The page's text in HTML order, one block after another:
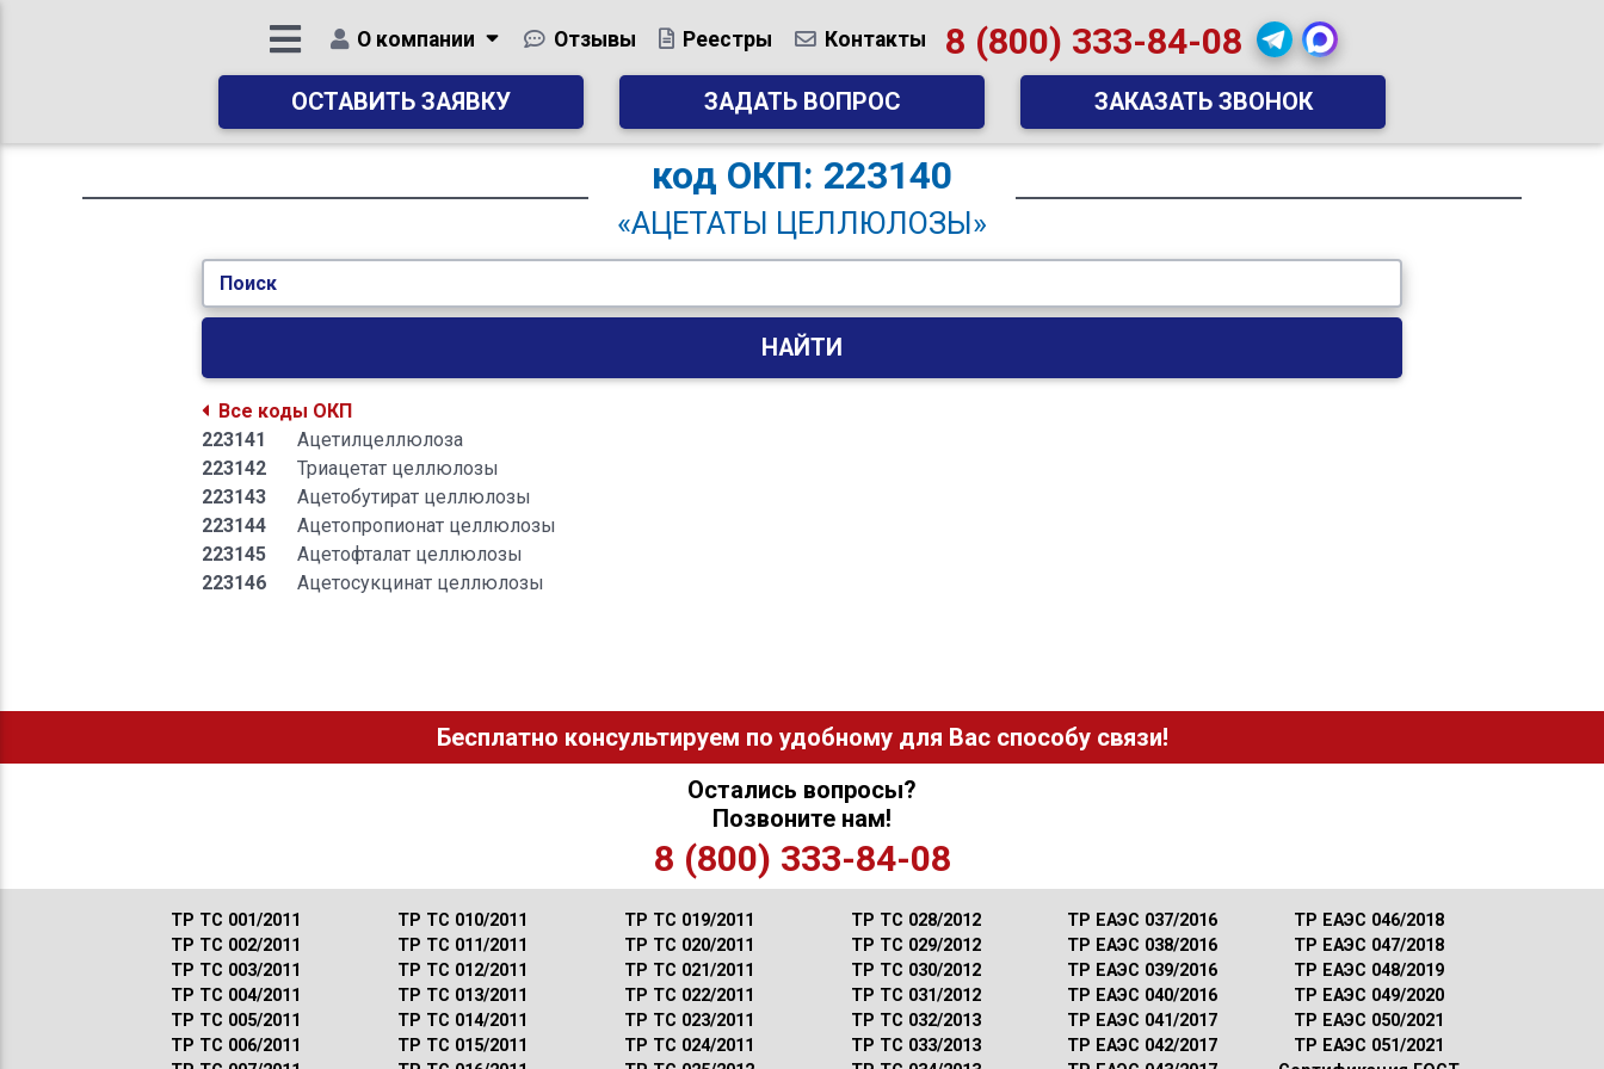
О компании Отзывы Реестры Контакты 8 (800) 333-84-08
ОСТАВИТЬ ЗАЯВКУ ЗАДАТЬ ВОПРОС ЗАКАЗАТЬ ЗВОНОК
код ОКП: 223140
«АЦЕТАТЫ ЦЕЛЛЮЛОЗЫ»
Поиск
НАЙТИ
Все коды ОКП
223141
Ацетилцеллюлоза
223142
Триацетат целлюлозы
223143
Ацетобутират целлюлозы
223144
Ацетопропионат целлюлозы
223145
Ацетофталат целлюлозы
223146
Ацетосукцинат целлюлозы
Бесплатно консультируем по удобному для Вас способу связи!
Остались вопросы?
Позвоните нам!
8 (800) 333-84-08
ТР ТС 001/2011
ТР ТС 002/2011
ТР ТС 003/2011
ТР ТС 004/2011
ТР ТС 005/2011
ТР ТС 006/2011
ТР ТС 010/2011
ТР ТС 011/2011
ТР ТС 012/2011
ТР ТС 013/2011
ТР ТС 014/2011
ТР ТС 015/2011
ТР ТС 019/2011
ТР ТС 020/2011
ТР ТС 021/2011
ТР ТС 022/2011
ТР ТС 023/2011
ТР ТС 024/2011
ТР ТС 028/2012
ТР ТС 029/2012
ТР ТС 030/2012
ТР ТС 031/2012
ТР ТС 032/2013
ТР ТС 033/2013
ТР ЕАЭС 037/2016
ТР ЕАЭС 038/2016
ТР ЕАЭС 039/2016
ТР ЕАЭС 040/2016
ТР ЕАЭС 041/2017
ТР ЕАЭС 042/2017
ТР ЕАЭС 046/2018
ТР ЕАЭС 047/2018
ТР ЕАЭС 048/2019
ТР ЕАЭС 049/2020
ТР ЕАЭС 050/2021
ТР ЕАЭС 051/2021